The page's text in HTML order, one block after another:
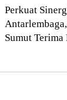
Layanan
Perkuat
Sumut